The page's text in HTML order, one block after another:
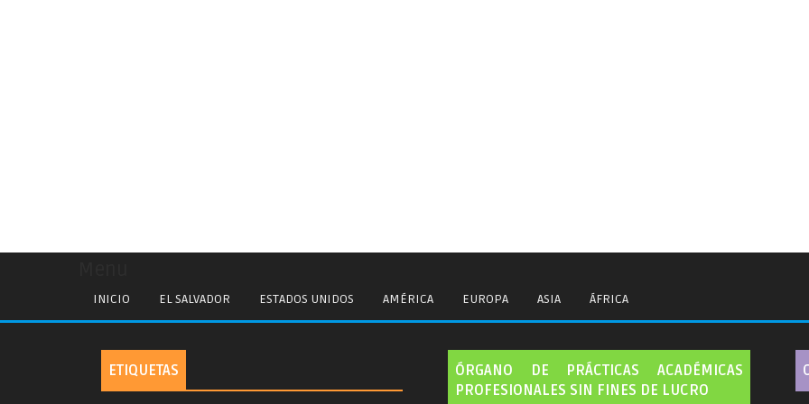
INICIO EL SALVADOR ESTADOS UNIDOS AMÉRICA EUROPA ASIA ÁFRICA
ETIQUETAS
ÓRGANO DE PRÁCTICAS ACADÉMICAS
PROFESIONALES SIN FINES DE LUCRO